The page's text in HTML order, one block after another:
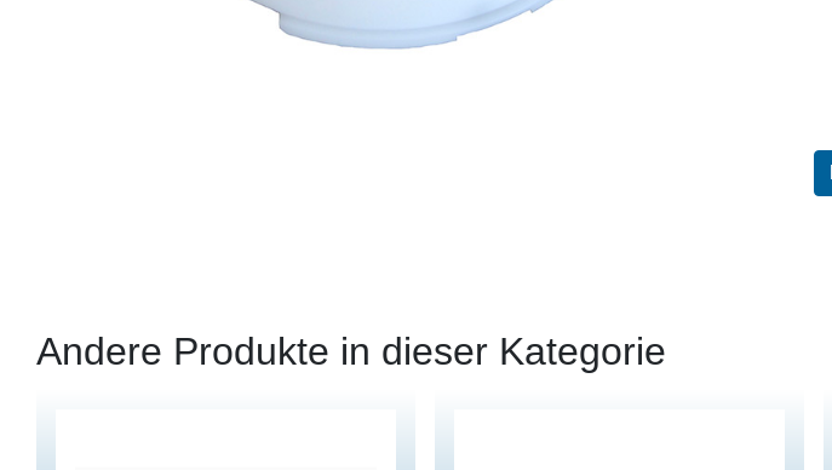
Andere Produkte in dieser Kategorie